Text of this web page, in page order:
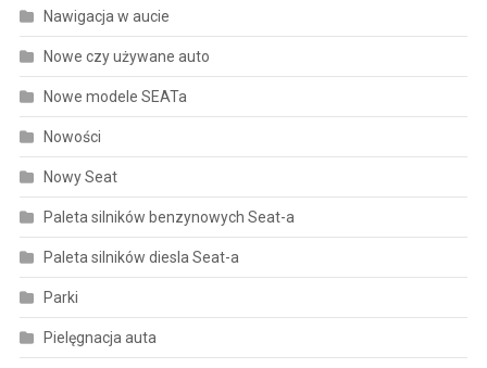
Nawigacja w aucie
Nowe czy używane auto
Nowe modele SEATa
Nowości
Nowy Seat
Paleta silników benzynowych Seat-a
Paleta silników diesla Seat-a
Parki
Pielęgnacja auta